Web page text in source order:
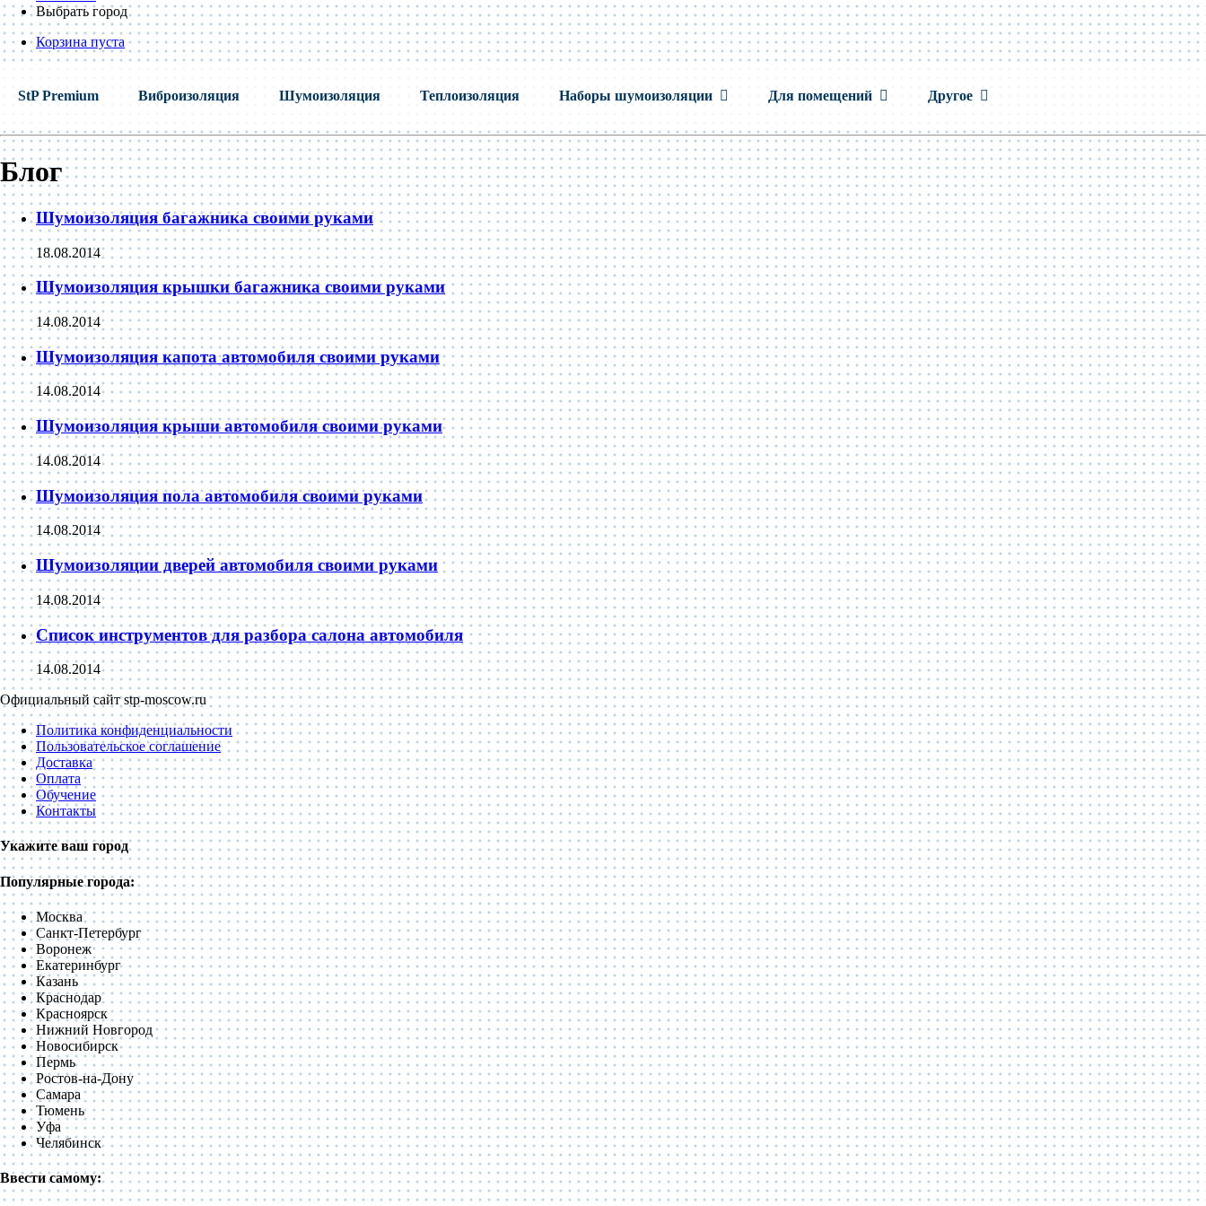
Выбрать город
Корзина пуста
StP Premium Виброизоляция Шумоизоляция Теплоизоляция Наборы шумоизоляции Для помещений Другое
Блог
Шумоизоляция багажника своими руками
18.08.2014
Шумоизоляция крышки багажника своими руками
14.08.2014
Шумоизоляция капота автомобиля своими руками
14.08.2014
Шумоизоляция крыши автомобиля своими руками
14.08.2014
Шумоизоляция пола автомобиля своими руками
14.08.2014
Шумоизоляции дверей автомобиля своими руками
14.08.2014
Список инструментов для разбора салона автомобиля
14.08.2014
Официальный сайт stp-moscow.ru
Политика конфиденциальности
Пользовательское соглашение
Доставка
Оплата
Обучение
Контакты
Укажите ваш город
Популярные города:
Москва
Санкт-Петербург
Воронеж
Екатеринбург
Казань
Краснодар
Красноярск
Нижний Новгород
Новосибирск
Пермь
Ростов-на-Дону
Самара
Тюмень
Уфа
Челябинск
Ввести самому: